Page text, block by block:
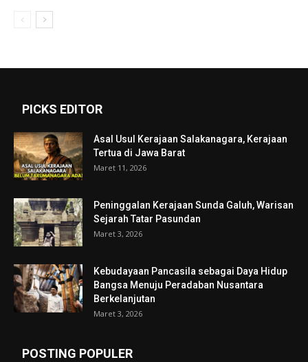
PICKS EDITOR
Asal Usul Kerajaan Salakanagara, Kerajaan
Tertua di Jawa Barat
Maret 11, 2026
Peninggalan Kerajaan Sunda Galuh, Warisan
Sejarah Tatar Pasundan
Maret 3, 2026
Kebudayaan Pancasila sebagai Daya Hidup
Bangsa Menuju Peradaban Nusantara
Berkelanjutan
Maret 3, 2026
POSTING POPULER